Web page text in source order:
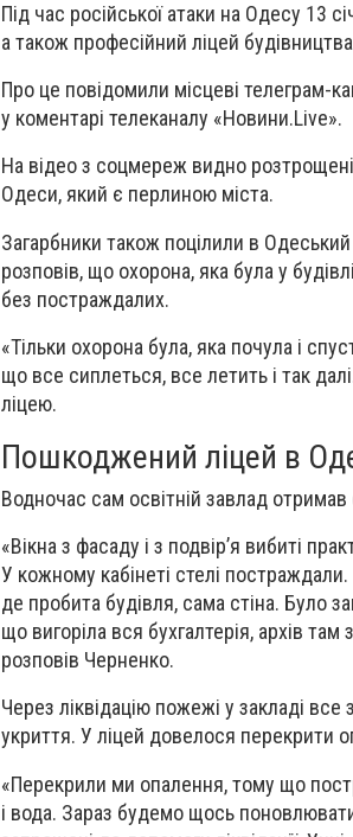
Під час російської атаки на Одесу 13
а також професійний ліцей
Про це повідомили місцеві телеграм-
у коментарі телеканалу «Новини.Live».
На відео з соцмереж видно
Одеси, який є перлиною міста.
Загарбники також поцілили в
розповів, що охорона, яка була у
без постраждалих.
«Тільки охорона була, яка почула і
що все сиплеться, все летить і так
ліцею.
Пошкоджений ліцей в
Водночас сам освітній завлад
«Вікна з фасаду і з подвір’я вибиті
У кожному кабінеті стелі
де пробита будівля, сама стіна. Було
що вигоріла вся бухгалтерія, архів
розповів Черненко.
Через ліквідацію пожежі у закладі
укриття. У ліцей довелося перекрити
«Перекрили ми опалення, тому що
і вода. Зараз будемо щось